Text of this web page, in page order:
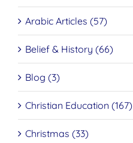
Arabic Articles (57)
Belief & History (66)
Blog (3)
Christian Education (167)
Christmas (33)